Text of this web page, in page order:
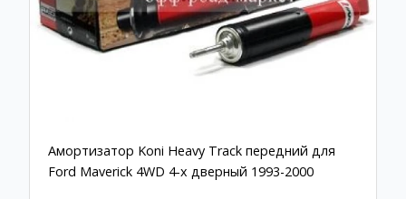
Амортизатор Koni Heavy Track передний для
Ford Maverick 4WD 4-х дверный 1993-2000